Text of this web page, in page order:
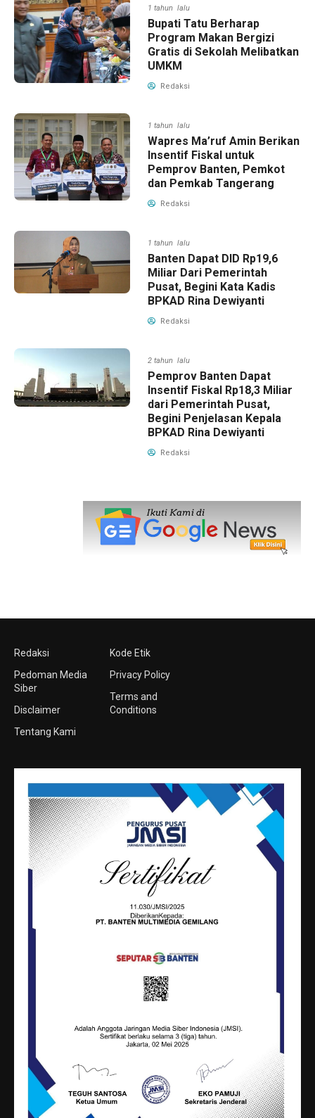
1 tahun lalu
Bupati Tatu Berharap
Program Makan Bergizi
Gratis di Sekolah Melibatkan
UMKM
Redaksi
1 tahun lalu
Wapres Ma’ruf Amin Berikan
Insentif Fiskal untuk
Pemprov Banten, Pemkot
dan Pemkab Tangerang
Redaksi
1 tahun lalu
Banten Dapat DID Rp19,6
Miliar Dari Pemerintah
Pusat, Begini Kata Kadis
BPKAD Rina Dewiyanti
Redaksi
2 tahun lalu
Pemprov Banten Dapat
Insentif Fiskal Rp18,3 Miliar
dari Pemerintah Pusat,
Begini Penjelasan Kepala
BPKAD Rina Dewiyanti
Redaksi
Redaksi
Pedoman Media
Siber
Disclaimer
Tentang Kami
Kode Etik
Privacy Policy
Terms and
Conditions